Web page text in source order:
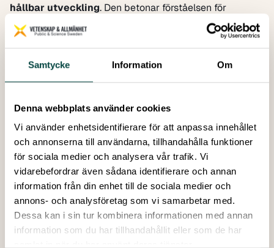
Samtycke Information Om
Denna webbplats använder cookies
Vi använder enhetsidentifierare för att anpassa innehållet
och annonserna till användarna, tillhandahålla funktioner
för sociala medier och analysera vår trafik. Vi
vidarebefordrar även sådana identifierare och annan
information från din enhet till de sociala medier och
annons- och analysföretag som vi samarbetar med.
Dessa kan i sin tur kombinera informationen med annan
information som du har tillhandahållit eller som de har
hållbar utveckling. Den betonar förståelsen för
naturen,
forskningsprocessen
och tillämpningen av
vetenskaplig kunskap i
beslutsprocesser.Under tre lektioner får eleverna lära
sig om jordhälsa genom interaktiva och
praktiska
övningardär de undersöker jordens egenskaper och
undersöker jordtyper, genomförexperiment
virtuellt labb och analyserar markförstöringmed
digitala verktygsom sedan avslutas med en
presentationsutmaning. Lektionsplanerna är flexibla
för att överensstämma med kunskapsnivån hos
högstadie- och gymnasieelever.
Dessa lektioner bidrar tillEU:s stora satsning Mission
SOILoch till de Globala Målen(Mål 13 (bekämpa
klimatförändringarna) och mål 15 (ekosystem och